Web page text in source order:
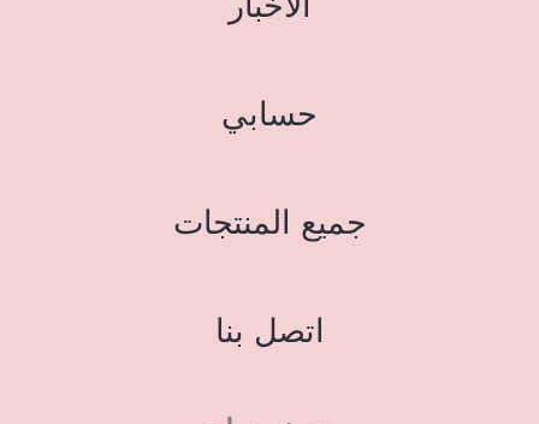
حسابي
جميع المنتجات
اتصل بنا